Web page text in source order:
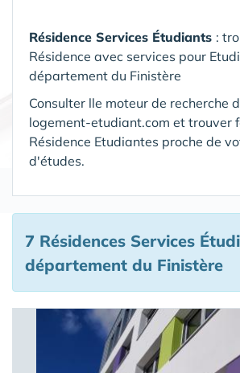
Résidence Services Étudiants :
Résidence avec services pour
département du Finistère
Consulter lle moteur de recherche
logement-etudiant.com et trouver
Résidence Etudiantes proche de
d'études.
7 Résidences Services
département du Finistère